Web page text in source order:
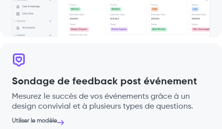
Sondage de feedback post événement
Mesurez le succès de vos événements grâce à un
design convivial et à plusieurs types de questions.
Utiliser le modèle